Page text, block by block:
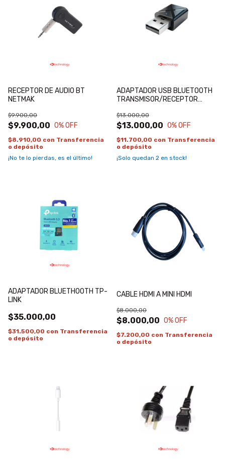
RECEPTOR DE AUDIO BT
NETMAK
$9.900,00
$9.900,00
0% OFF
$8.910,00 con Transferencia
o depósito
¡No te lo pierdas, es el último!
ADAPTADOR USB BLUETOOTH
TRANSMISOR/RECEPTOR
$13.000,00
$13.000,00
0% OFF
$11.700,00 con Transferencia
o depósito
¡Solo quedan 2 en stock!
ADAPTADOR BLUETHOOTH TP-
LINK
$35.000,00
$31.500,00 con Transferencia
o depósito
CABLE HDMI A MINI HDMI
$8.000,00
$8.000,00
0% OFF
$7.200,00 con Transferencia
o depósito